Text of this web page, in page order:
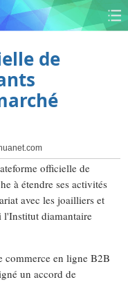
de
officielle de
à étendre ses activités
avec les joailliers et
l'Institut diamantaire
commerce en ligne B2B
un accord de